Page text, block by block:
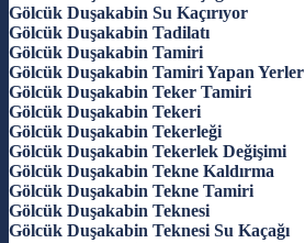
Gölcük Duşakabin Su Kaçırıyor
Gölcük Duşakabin Tadilatı
Gölcük Duşakabin Tamiri
Gölcük Duşakabin Tamiri Yapan Yerler
Gölcük Duşakabin Teker Tamiri
Gölcük Duşakabin Tekeri
Gölcük Duşakabin Tekerleği
Gölcük Duşakabin Tekerlek Değişimi
Gölcük Duşakabin Tekne Kaldırma
Gölcük Duşakabin Tekne Tamiri
Gölcük Duşakabin Teknesi
Gölcük Duşakabin Teknesi Su Kaçağı